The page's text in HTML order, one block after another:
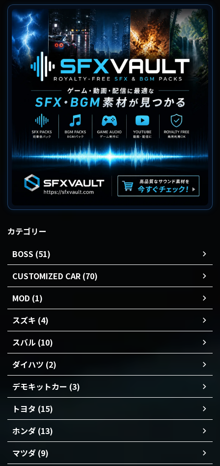
カテゴリー
BOSS (51)
CUSTOMIZED CAR (70)
MOD (1)
スズキ (4)
スバル (10)
ダイハツ (2)
デモキットカー (3)
トヨタ (15)
ホンダ (13)
マツダ (9)